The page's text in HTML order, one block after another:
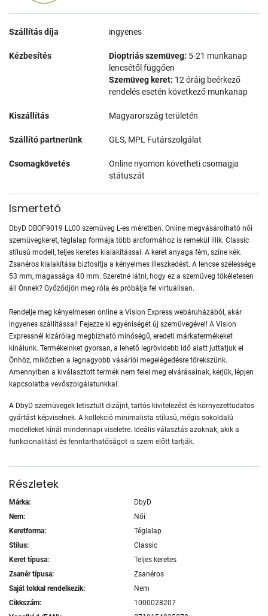
Szállítás díja ingyenes
Kézbesítés Dioptriás szemüveg: 5-21 munkanap
lencsétől függően
Szemüveg keret: 12 óráig beérkező
rendelés esetén következő munkanap
Kiszállítás Magyarország területén
Szállító partnerünk GLS, MPL Futárszolgálat
Csomagkövetés
Online nyomon követheti csomagja
státuszát
Ismertető
DbyD DBOF9019 LL00 szemüveg L-es méretben. Online megvásárolható női
szemüvegkeret, téglalap formája több arcformához is remekül illik. Classic
stílusú modell, teljes keretes kialakítással. A keret anyaga fém, színe kék.
Zsanéros kialakítása biztosítja a kényelmes illeszkedést. A lencse szélessége
53 mm, magassága 40 mm. Szeretné látni, hogy ez a szemüveg tökéletesen
áll Önnek? Győződjön meg róla és próbálja fel virtuálisan.
Rendelje meg kényelmesen online a Vision Express webáruházából, akár
ingyenes szállítással! Fejezze ki egyéniségét új szemüvegével! A Vision
Expressnél kizárólag megbízható minőségű, eredeti márkatermékeket
kínálunk. Termékeinket gyorsan, a lehető legrövidebb idő alatt juttatjuk el
Önhöz, miközben a legnagyobb vásárlói megelégedésre törekszünk.
Amennyiben a kiválasztott termék nem felel meg elvárásainak, kérjük, lépjen
kapcsolatba vevőszolgálatunkkal.
A DbyD szemüvegek letisztult dizájnt, tartós kivitelezést és környezettudatos
gyártást képviselnek. A kollekció minimalista stílusú, mégis sokoldalú
modelleket kínál mindennapi viseletre. Ideális választás azoknak, akik a
funkcionalitást és fenntarthatóságot is szem előtt tartják.
Részletek
Márka:
DbyD
Nem:
Női
Keretforma:
Téglalap
Stílus:
Classic
Keret típusa:
Teljes keretes
Zsanér típusa:
Zsanéros
Saját tokkal rendelkezik:
Nem
Cikkszám:
1000028207